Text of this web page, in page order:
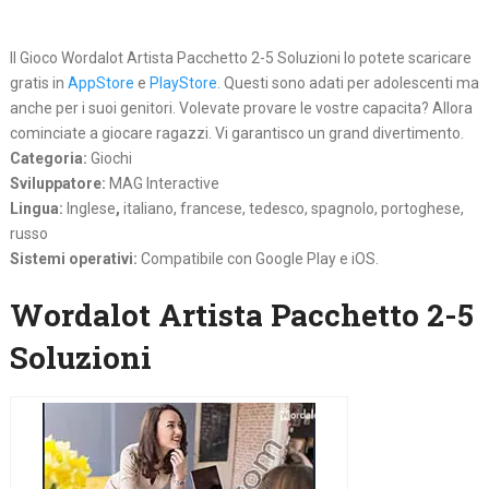
Il Gioco Wordalot Artista Pacchetto 2-5 Soluzioni lo potete scaricare
gratis in AppStore e PlayStore. Questi sono adati per adolescenti ma
anche per i suoi genitori. Volevate provare le vostre capacita? Allora
cominciate a giocare ragazzi. Vi garantisco un grand divertimento.
Categoria: Giochi
Sviluppatore: MAG Interactive
Lingua: Inglese, italiano, francese, tedesco, spagnolo, portoghese,
russo
Sistemi operativi: Compatibile con Google Play e iOS.
Wordalot Artista Pacchetto 2-5
Soluzioni